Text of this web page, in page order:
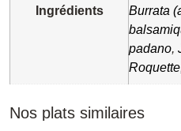
Ingrédients Burrata
padano,
Roquette
Nos plats similaires